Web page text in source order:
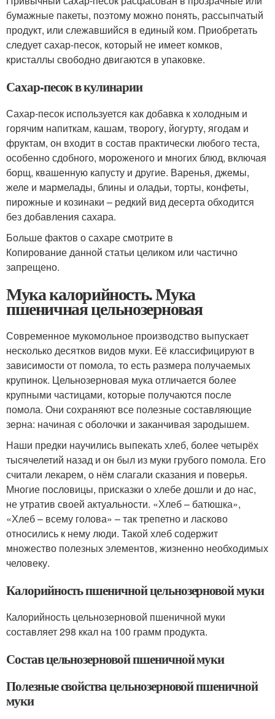
бумажные пакеты, поэтому можно понять, рассыпчатый
продукт, или слежавшийся в единый ком. Приобретать
следует сахар-песок, который не имеет комков,
кристаллы свободно двигаются в упаковке.
Сахар-песок в кулинарии
Сахар-песок используется как добавка к холодным и
горячим напиткам, кашам, творогу, йогурту, ягодам и
фруктам, он входит в состав практически любого теста,
особенно сдобного, мороженого и многих блюд, включая
борщ, квашенную капусту и другие. Варенья, джемы,
желе и мармелады, блины и оладьи, торты, конфеты,
пирожные и козинаки – редкий вид десерта обходится
без добавления сахара.
Больше фактов о сахаре смотрите в
Копирование данной статьи целиком или частично
запрещено.
Мука калорийность. Мука
пшеничная цельнозерновая
Современное мукомольное производство выпускает
несколько десятков видов муки. Её классифицируют в
зависимости от помола, то есть размера получаемых
крупинок. Цельнозерновая мука отличается более
крупными частицами, которые получаются после
помола. Они сохраняют все полезные составляющие
зерна: начиная с оболочки и заканчивая зародышем.
Наши предки научились выпекать хлеб, более четырёх
тысячелетий назад и он был из муки грубого помола. Его
считали лекарем, о нём слагали сказания и поверья.
Многие пословицы, присказки о хлебе дошли и до нас,
не утратив своей актуальности. «Хлеб – батюшка»,
«Хлеб – всему голова» – так трепетно и ласково
относились к нему люди. Такой хлеб содержит
множество полезных элементов, жизненно необходимых
человеку.
Калорийность пшеничной цельнозерновой муки
Калорийность цельнозерновой пшеничной муки
составляет 298 ккал на 100 грамм продукта.
Состав цельнозерновой пшеничной муки
Полезные свойства цельнозерновой пшеничной
муки